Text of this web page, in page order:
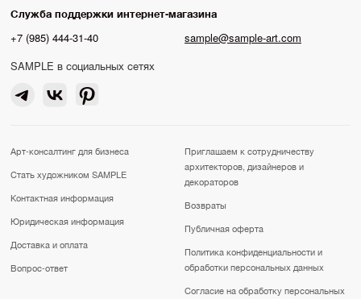
Служба поддержки интернет-магазина
+7 (985) 444-31-40
sample@sample-art.com
SAMPLE в социальных сетях
Арт-консалтинг для бизнеса
Стать художником SAMPLE
Контактная информация
Юридическая информация
Доставка и оплата
Вопрос-ответ
Приглашаем к сотрудничеству
архитекторов, дизайнеров и
декораторов
Возвраты
Публичная оферта
Политика конфиденциальности и
обработки персональных данных
Согласие на обработку персональных